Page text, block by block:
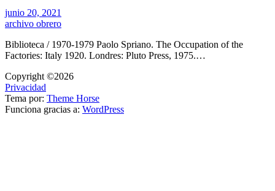
junio 20, 2021
archivo obrero
Biblioteca / 1970-1979 Paolo Spriano. The Occupation of the
Factories: Italy 1920. Londres: Pluto Press, 1975.…
Copyright ©2026
Privacidad
Tema por: Theme Horse
Funciona gracias a: WordPress